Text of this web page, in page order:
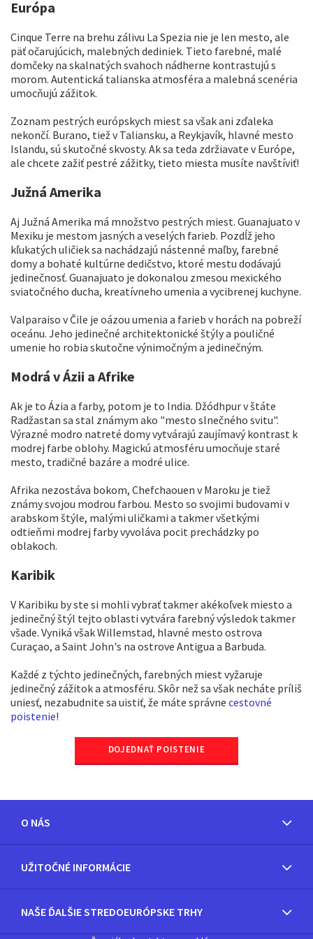
Európa
Cinque Terre na brehu zálivu La Spezia nie je len mesto, ale
päť očarujúcich, malebných dediniek. Tieto farebné, malé
domčeky na skalnatých svahoch nádherne kontrastujú s
morom. Autentická talianska atmosféra a malebná scenéria
umocňujú zážitok.
Zoznam pestrých európskych miest sa však ani zďaleka
nekončí. Burano, tiež v Taliansku, a Reykjavík, hlavné mesto
Islandu, sú skutočné skvosty. Ak sa teda zdržiavate v Európe,
ale chcete zažiť pestré zážitky, tieto miesta musíte navštíviť!
Južná Amerika
Aj Južná Amerika má množstvo pestrých miest. Guanajuato v
Mexiku je mestom jasných a veselých farieb. Pozdĺž jeho
kľukatých uličiek sa nachádzajú nástenné maľby, farebné
domy a bohaté kultúrne dedičstvo, ktoré mestu dodávajú
jedinečnosť. Guanajuato je dokonalou zmesou mexického
sviatočného ducha, kreatívneho umenia a vycibrenej kuchyne.
Valparaiso v Čile je oázou umenia a farieb v horách na pobreží
oceánu. Jeho jedinečné architektonické štýly a pouličné
umenie ho robia skutočne výnimočným a jedinečným.
Modrá v Ázii a Afrike
Ak je to Ázia a farby, potom je to India. Džódhpur v štáte
Radžastan sa stal známym ako "mesto slnečného svitu".
Výrazné modro natreté domy vytvárajú zaujímavý kontrast k
modrej farbe oblohy. Magickú atmosféru umocňuje staré
mesto, tradičné bazáre a modré ulice.
Afrika nezostáva bokom, Chefchaouen v Maroku je tiež
známy svojou modrou farbou. Mesto so svojimi budovami v
arabskom štýle, malými uličkami a takmer všetkými
odtieňmi modrej farby vyvoláva pocit prechádzky po
oblakoch.
Karibik
V Karibiku by ste si mohli vybrať takmer akékoľvek miesto a
jedinečný štýl tejto oblasti vytvára farebný výsledok takmer
všade. Vyniká však Willemstad, hlavné mesto ostrova
Curaçao, a Saint John's na ostrove Antigua a Barbuda.
Každé z týchto jedinečných, farebných miest vyžaruje
jedinečný zážitok a atmosféru. Skôr než sa však necháte príliš
uniesť, nezabudnite sa uistiť, že máte správne cestovné
poistenie!
DOJEDNAŤ POISTENIE
O NÁS
UŽITOČNÉ INFORMÁCIE
NAŠE ĎALŠIE STREDOEURÓPSKE TRHY